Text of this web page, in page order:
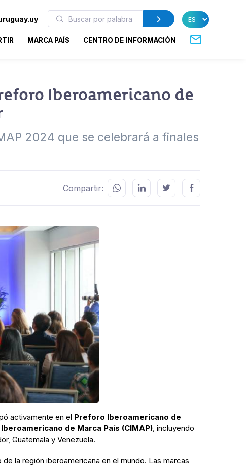
MARCA PAÍS CENTRO DE INFORMACIÓN
Iberoamericano de
2024 que se celebrará a finales
Compartir:
activamente en el Preforo Iberoamericano de
de Marca País (CIMAP), incluyendo
Guatemala y Venezuela.
la región iberoamericana en el mundo. Las marcas